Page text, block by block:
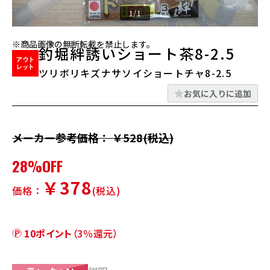
1/1
※商品画像の無断転載を禁止します。
釣堀絆誘いショート茶8-2.5
ツリボリキズナサソイショートチャ8-2.5
お気に入りに追加
メーカー参考価格： ￥528(税込)
28%OFF
価格： ￥378(税込)
10ポイント （3％還元）